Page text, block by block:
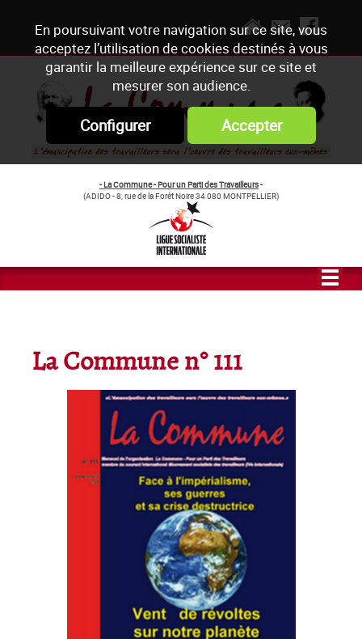
En poursuivant votre navigation sur ce site, vous
acceptez l’utilisation de cookies destinés à vous
garantir la meilleure expérience sur ce site et
mesurer son audience.
Configurer Accepter
- La Commune - Pour un Parti des Travailleurs-
(ADIDO - 8, rue de la Forêt Noire 34 080 MONTPELLIER)
La Commune n° 111